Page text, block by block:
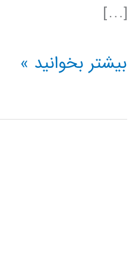
[…]
محاسبه
در
بیشتر بخوانید »